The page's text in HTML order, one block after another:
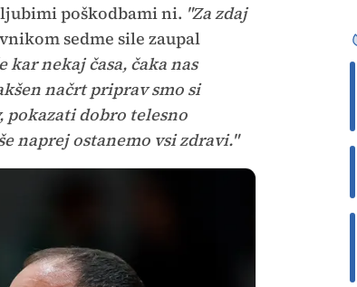
poškodbami ni. "Za zdaj
sedme sile zaupal
kar nekaj časa, čaka nas
načrt priprav smo si
pokazati dobro telesno
naprej ostanemo vsi zdravi."